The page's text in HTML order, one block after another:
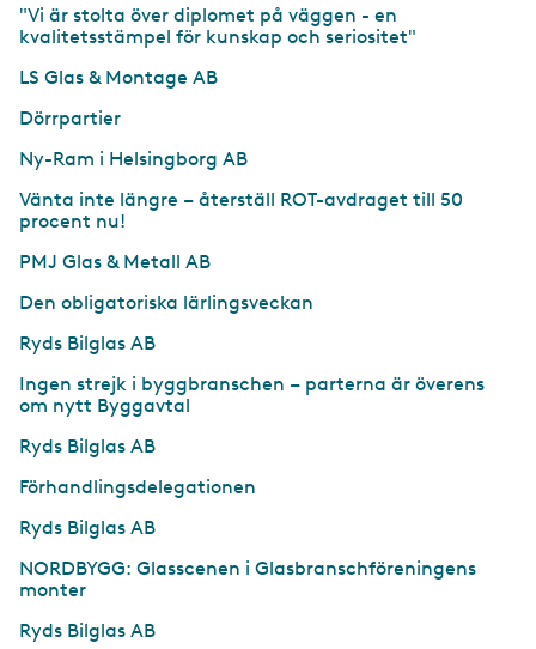
"Vi är stolta över diplomet på väggen - en
kvalitetsstämpel för kunskap och seriositet"
LS Glas & Montage AB
Dörrpartier
Ny-Ram i Helsingborg AB
Vänta inte längre – återställ ROT-avdraget till 50
procent nu!
PMJ Glas & Metall AB
Den obligatoriska lärlingsveckan
Ryds Bilglas AB
Ingen strejk i byggbranschen – parterna är överens
om nytt Byggavtal
Ryds Bilglas AB
Förhandlingsdelegationen
Ryds Bilglas AB
NORDBYGG: Glasscenen i Glasbranschföreningens
monter
Ryds Bilglas AB